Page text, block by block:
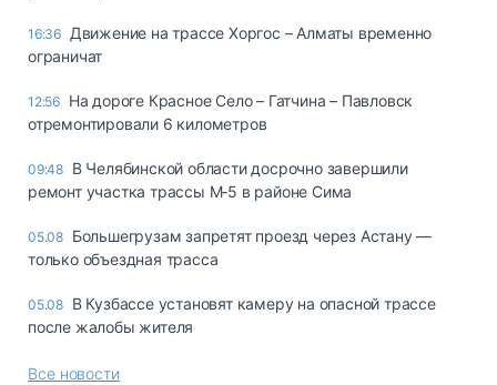
16:36 Движение на трассе Хоргос – Алматы временно
ограничат
12:56 На дороге Красное Село – Гатчина – Павловск
отремонтировали 6 километров
09:48 В Челябинской области досрочно завершили
ремонт участка трассы М‑5 в районе Сима
05.08 Большегрузам запретят проезд через Астану —
только объездная трасса
05.08 В Кузбассе установят камеру на опасной трассе
после жалобы жителя
Все новости